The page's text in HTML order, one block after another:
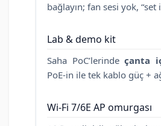
bağlayın; fan sesi yok, “set
Lab & demo kit
Saha PoC’lerindeçanta
PoE-in ile tek kablo güç +
Wi-Fi 7/6E AP omurgası